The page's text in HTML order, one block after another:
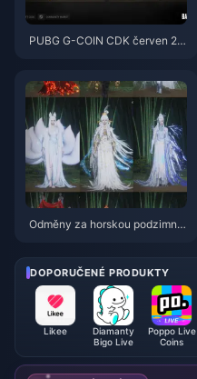
PUBG G-COIN CDK červen 20
Odměny za horskou podzimní
í seznam, měna a priorita
DOPORUČENÉ PRODUKTY
Likee
Diamanty
Bigo Live
Poppo Live
Coins